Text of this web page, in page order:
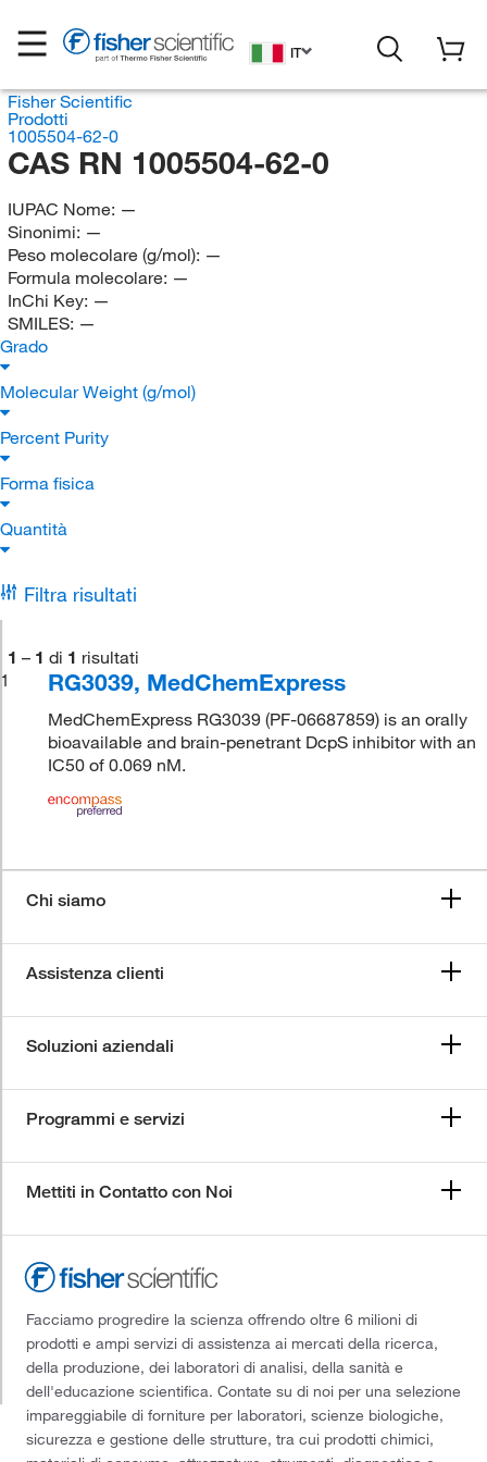
IT
Fisher Scientific
Prodotti
1005504-62-0
CAS RN 1005504-62-0
IUPAC Nome: —
Sinonimi: —
Peso molecolare (g/mol): —
Formula molecolare: —
InChi Key: —
SMILES: —
Grado
Molecular Weight (g/mol)
Percent Purity
Forma fisica
Quantità
Filtra risultati
1 – 1 di 1 risultati
1
RG3039, MedChemExpress
MedChemExpress RG3039 (PF-06687859) is an orally
bioavailable and brain-penetrant DcpS inhibitor with an
IC50 of 0.069 nM.
Chi siamo
Assistenza clienti
Soluzioni aziendali
Programmi e servizi
Mettiti in Contatto con Noi
Facciamo progredire la scienza offrendo oltre 6 milioni di
prodotti e ampi servizi di assistenza ai mercati della ricerca,
della produzione, dei laboratori di analisi, della sanità e
dell'educazione scientifica. Contate su di noi per una selezione
impareggiabile di forniture per laboratori, scienze biologiche,
sicurezza e gestione delle strutture, tra cui prodotti chimici,